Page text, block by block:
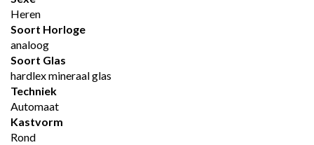
Heren
Soort Horloge
analoog
Soort Glas
hardlex mineraal glas
Techniek
Automaat
Kastvorm
Rond